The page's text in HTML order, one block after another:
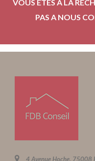
VOUS ÊTES À LA
PAS A NOUS
4 Avenue Hoche, 75008